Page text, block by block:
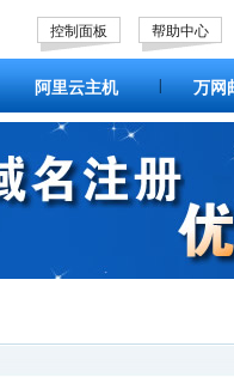
控制面板 帮助中心
阿里云主机 万网